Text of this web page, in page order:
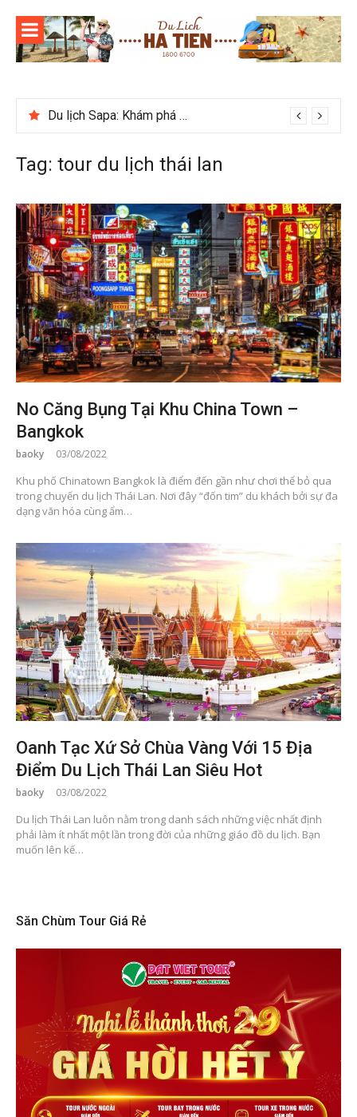
content
Du lịch Sapa: Khám phá bản Ý Linh Hồ độc đáo giữa Tây Bắc
Tag: tour du lịch thái lan
No Căng Bụng Tại Khu China Town –
Bangkok
baoky 03/08/2022
Khu phố Chinatown Bangkok là điểm đến gần như chơi thể bỏ qua
trong chuyến du lịch Thái Lan. Nơi đây “đốn tim” du khách bởi sự đa
dạng văn hóa cùng ẩm…
Oanh Tạc Xứ Sở Chùa Vàng Với 15 Địa
Điểm Du Lịch Thái Lan Siêu Hot
baoky 03/08/2022
Du lịch Thái Lan luôn nằm trong danh sách những việc nhất định
phải làm ít nhất một lần trong đời của những giáo đồ du lịch. Bạn
muốn lên kế…
Săn Chùm Tour Giá Rẻ